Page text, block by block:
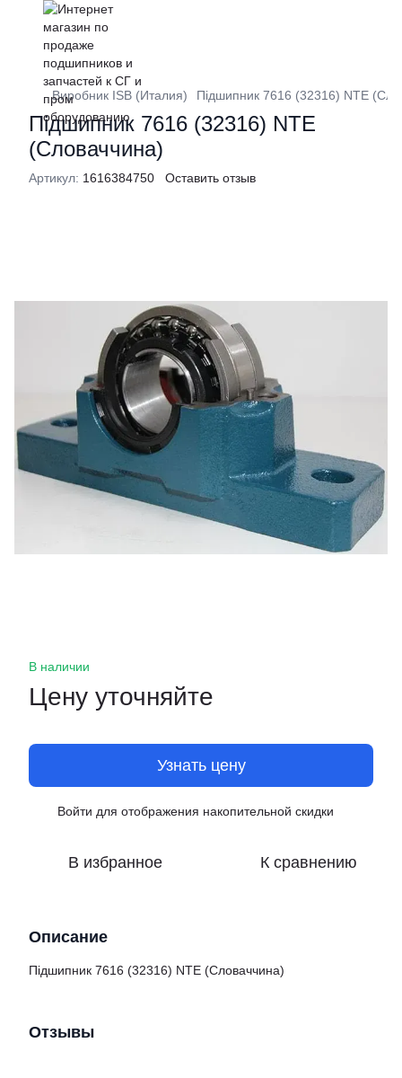
Виробник ISB (Италия) Підшипник 7616 (32316) NTE
Підшипник 7616 (32316) NTE
(Словаччина)
Артикул: 1616384750 Оставить отзыв
В наличии
Цену уточняйте
Узнать цену
Войти для отображения накопительной скидки
В избранное К сравнению
Описание
Підшипник 7616 (32316) NTE (Словаччина)
Отзывы